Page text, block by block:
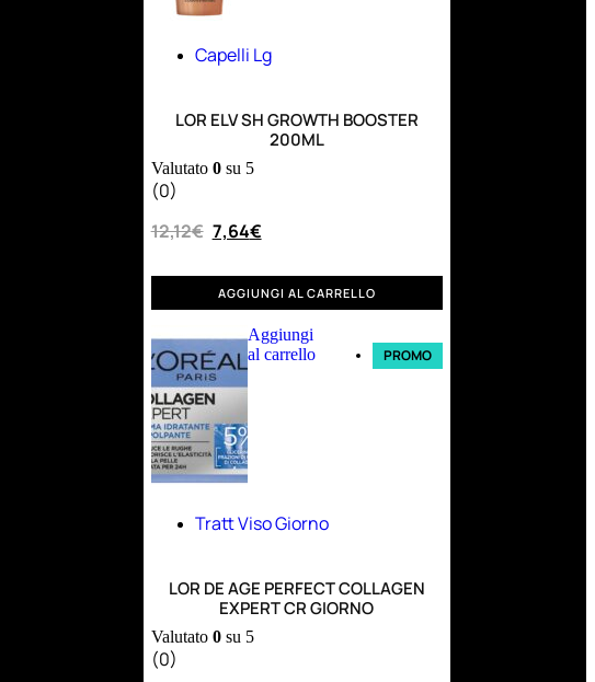
Capelli Lg
LOR ELV SH GROWTH BOOSTER
200ML
Valutato 0su 5
(0)
12,12€ 7,64€
AGGIUNGI AL CARRELLO
Aggiungi
al carrello
PROMO
Tratt Viso Giorno
LOR DE AGE PERFECT COLLAGEN
EXPERT CR GIORNO
Valutato 0su 5
(0)